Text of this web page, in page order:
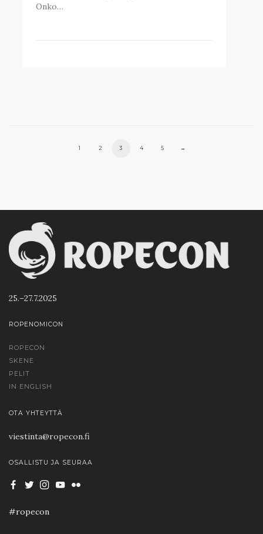
Onko…
1 2 3 4 5 →
25.–27.7.2025
ROPENOMICON
ROPECON
SKENE
PELIT
IN ENGLISH
OTA YHTEYTTÄ
viestinta@ropecon.fi
OSALLISTU JA SEURAA
#ropecon